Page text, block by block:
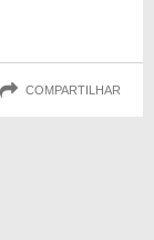
COMPARTILHAR